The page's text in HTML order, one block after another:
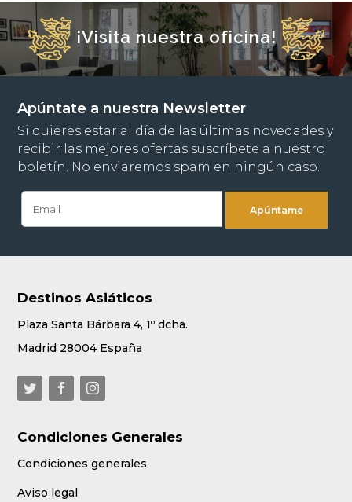
¡Visita nuestra oficina!
Apúntate a nuestra Newsletter
Si quieres estar al día de las últimas novedades y
recibir las mejores ofertas suscríbete a nuestro
boletín. No enviaremos spam en ningún caso.
Destinos Asiáticos
Plaza Santa Bárbara 4, 1º dcha.
Madrid 28004 España
Condiciones Generales
Condiciones generales
Aviso legal